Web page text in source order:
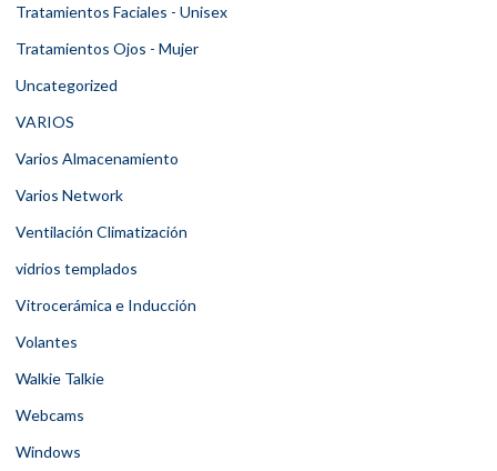
Tratamientos Faciales - Unisex
Tratamientos Ojos - Mujer
Uncategorized
VARIOS
Varios Almacenamiento
Varios Network
Ventilación Climatización
vidrios templados
Vitrocerámica e Inducción
Volantes
Walkie Talkie
Webcams
Windows